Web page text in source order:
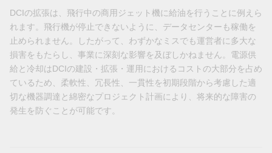
DCIの拡張は、飛行中の商用ジェット機に給油を行うことに例えら
れます。飛行機が停止できないように、データセンターも稼働を
止められません。したがって、わずかなミスでも運営者に多大な
損害をもたらし、事業に深刻な影響を及ぼしかねません。電源供
給と冷却はDCIの建設・拡張・運用におけるコストの大部分を占め
ているため、柔軟性、冗長性、一貫性を初期段階から考慮した適
切な機器調達と綿密なプロジェクト計画により、将来的な障害の
発生を防ぐことが可能です。